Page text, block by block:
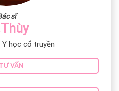
sĩ
Y học cổ truyền
VẤN